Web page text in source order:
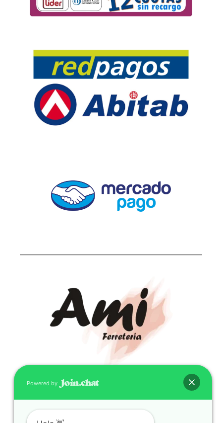
CONTACTO
(598) 099 466 212
correo@ferreami.com.uy
Powered by